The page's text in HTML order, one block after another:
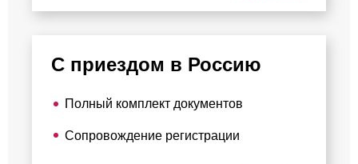
С приездом в Россию
Полный комплект документов
Сопровождение регистрации